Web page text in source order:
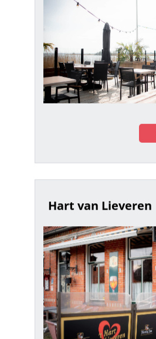
Hart van Lieveren